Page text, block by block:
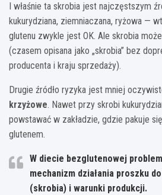
I właśnie ta skrobia jest najczęstszym
kukurydziana, ziemniaczana, ryżowa —
glutenu zwykle jest OK. Ale skrobia
(czasem opisana jako „skrobia” bez
producenta i kraju sprzedaży).
Drugie źródło ryzyka jest mniej
krzyżowe. Nawet przy skrobi
powstawać w zakładzie, gdzie pakuje
glutenem.
W diecie bezglutenowej
mechanizm działania proszku
(skrobia) i warunki produkcji.